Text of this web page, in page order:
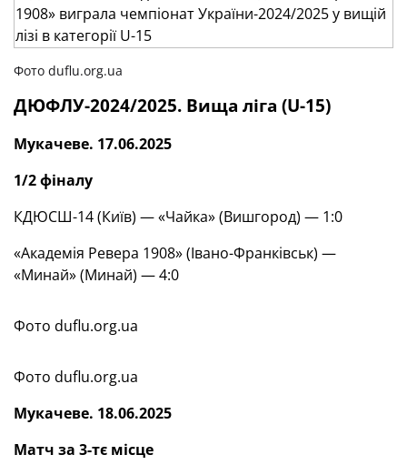
Фото duflu.org.ua
ДЮФЛУ-2024/2025. Вища ліга (U-15)
Мукачеве. 17.06.2025
1/2 фіналу
КДЮСШ-14 (Київ) — «Чайка» (Вишгород) — 1:0
«Академія Ревера 1908» (Івано-Франківськ) —
«Минай» (Минай) — 4:0
Фото duflu.org.ua
Фото duflu.org.ua
Мукачеве. 18.06.2025
Матч за 3-тє місце